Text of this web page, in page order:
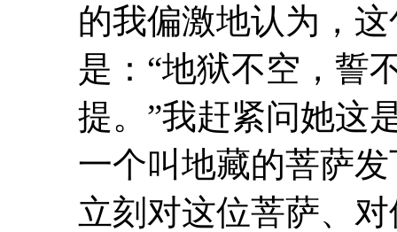
的我偏激地认为，
是：“地狱不空，誓
提。”我赶紧问她这
一个叫地藏的菩萨
立刻对这位菩萨、